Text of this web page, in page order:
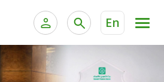
En
الخدمات المصرفية الإلكترونية
الخدمات المصرفية للأفراد